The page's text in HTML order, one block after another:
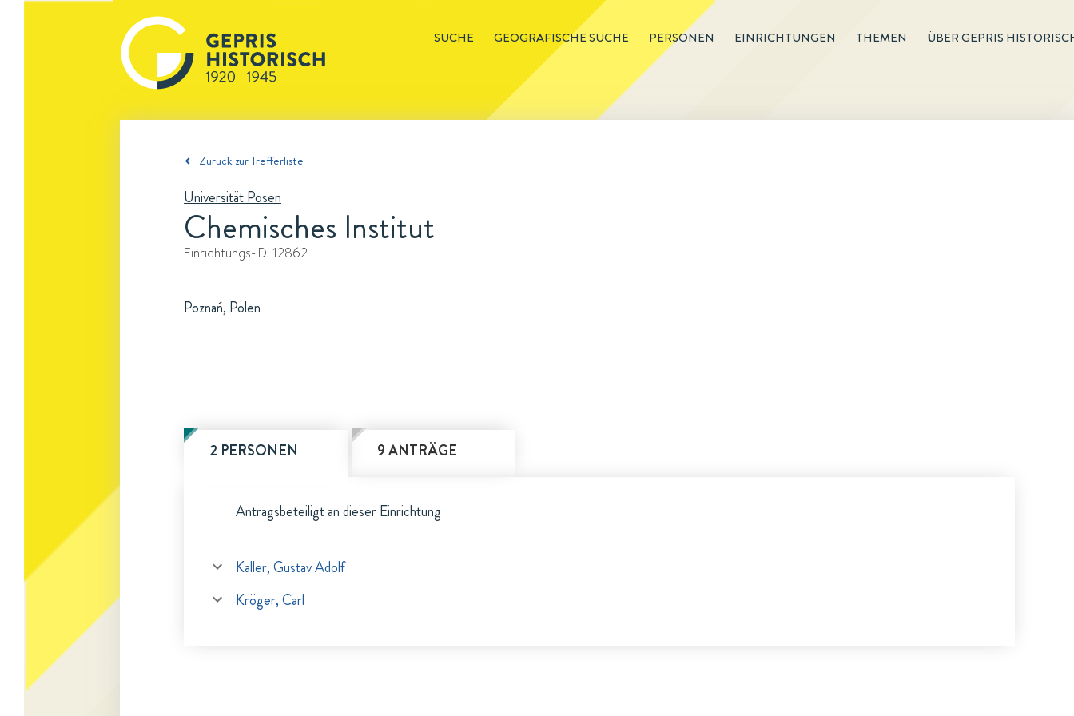
SUCHE GEOGRAFISCHE SUCHE PERSONEN EINRICHTUNGEN THEMEN ÜBER GEPRIS
Zurück zur Trefferliste
Universität Posen
Chemisches Institut
Einrichtungs-ID: 12862
Poznań, Polen
2 PERSONEN 9 ANTRÄGE
Antragsbeteiligt an dieser Einrichtung
Kaller, Gustav Adolf
Kröger, Carl